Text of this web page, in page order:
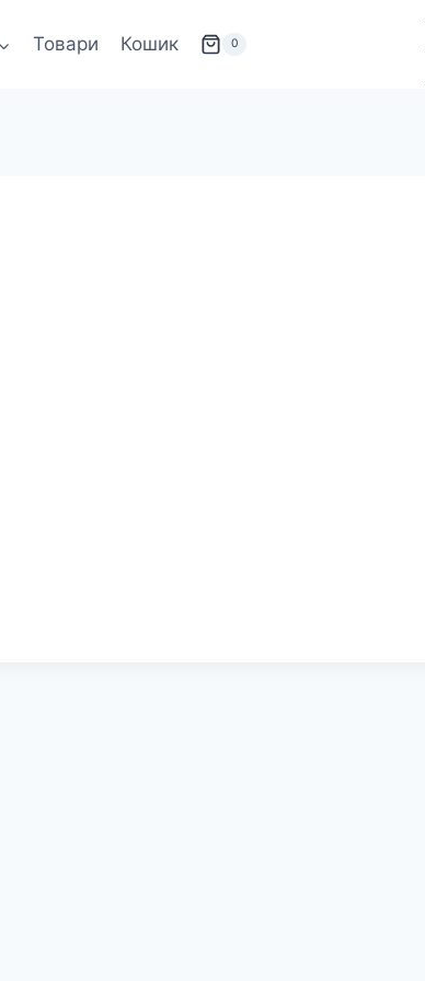
Товари Кошик 0